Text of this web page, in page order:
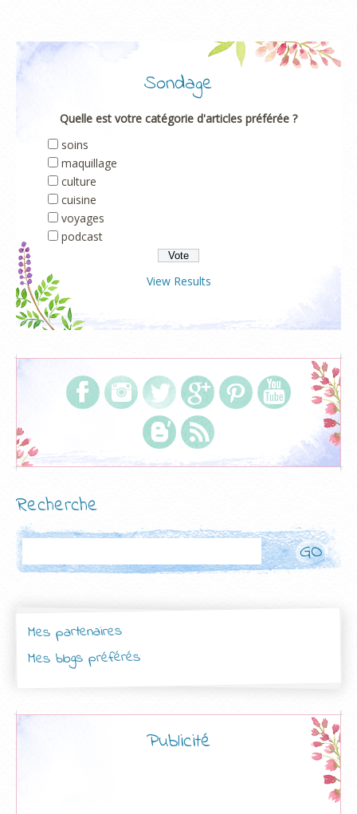
Sondage
Quelle est votre catégorie d'articles préférée ?
soins
maquillage
culture
cuisine
voyages
podcast
View Results
Recherche
Mes partenaires
Mes blogs préférés
Publicité